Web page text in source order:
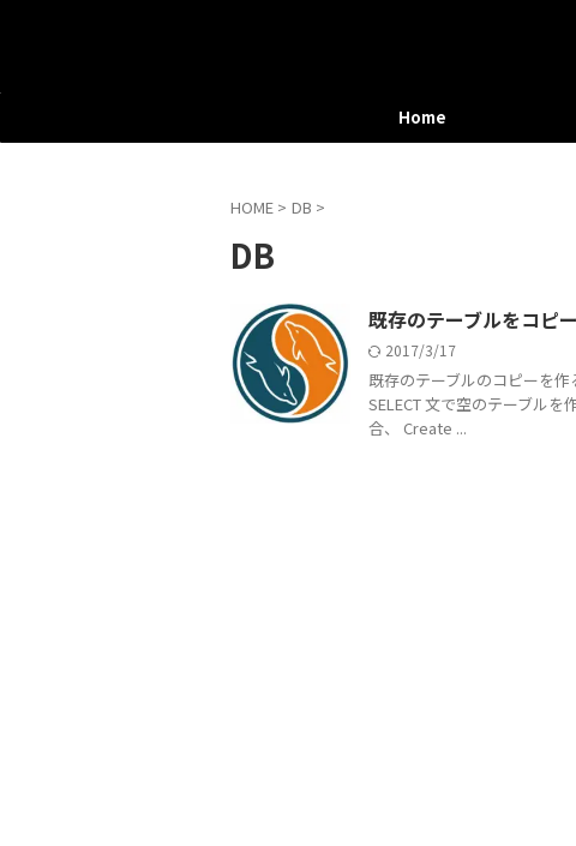
Home
HOME > DB >
DB
既存のテーブルをコピ
2017/3/17
既存のテーブルのコピーを作
SELECT 文で空のテーブル
合、 Create ...